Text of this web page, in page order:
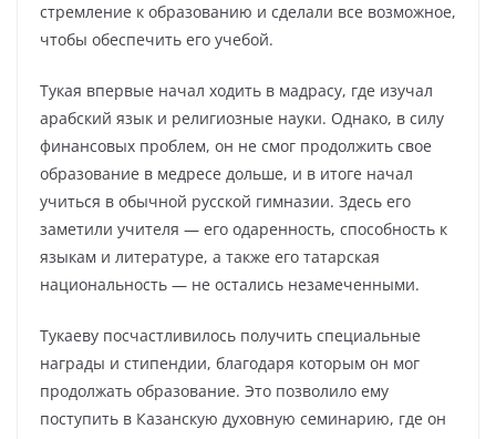
стремление к образованию и сделали все возможное,
чтобы обеспечить его учебой.
Тукая впервые начал ходить в мадрасу, где изучал
арабский язык и религиозные науки. Однако, в силу
финансовых проблем, он не смог продолжить свое
образование в медресе дольше, и в итоге начал
учиться в обычной русской гимназии. Здесь его
заметили учителя — его одаренность, способность к
языкам и литературе, а также его татарская
национальность — не остались незамеченными.
Тукаеву посчастливилось получить специальные
награды и стипендии, благодаря которым он мог
продолжать образование. Это позволило ему
поступить в Казанскую духовную семинарию, где он